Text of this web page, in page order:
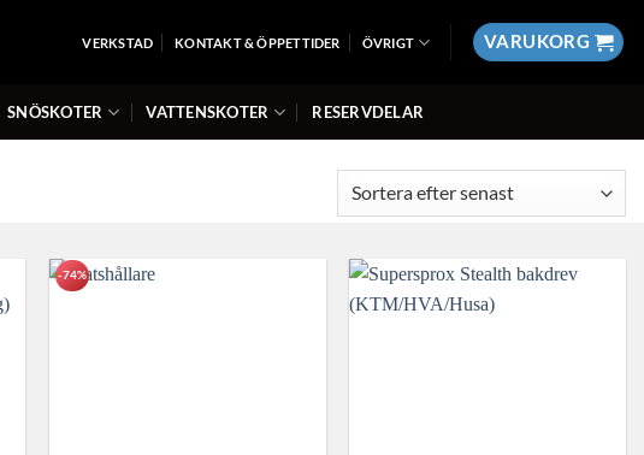
VERKSTAD KONTAKT & ÖPPETTIDER ÖVRIGT VARUKORG
SNÖSKOTER VATTENSKOTER RESERVDELAR
-74%